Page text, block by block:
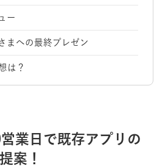
ー
まへの最終プレゼン
は？
業日で既存アプリの
案！